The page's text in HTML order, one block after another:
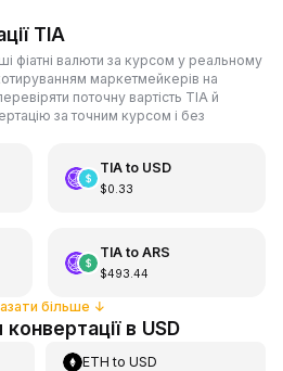
TIA
фіатні валюти за курсом у реальному
маркетмейкерів на
поточну вартість TIA й
за точним курсом і без
TIAto USD
$0.33
TIAto ARS
$493.44
більше ↓
в USD
ETH toUSD